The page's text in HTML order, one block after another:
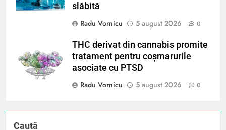
slăbită
Radu Vornicu
5 august 2026 0
THC derivat din cannabis promite
tratament pentru coșmarurile
asociate cu PTSD
Radu Vornicu
5 august 2026 0
Caută